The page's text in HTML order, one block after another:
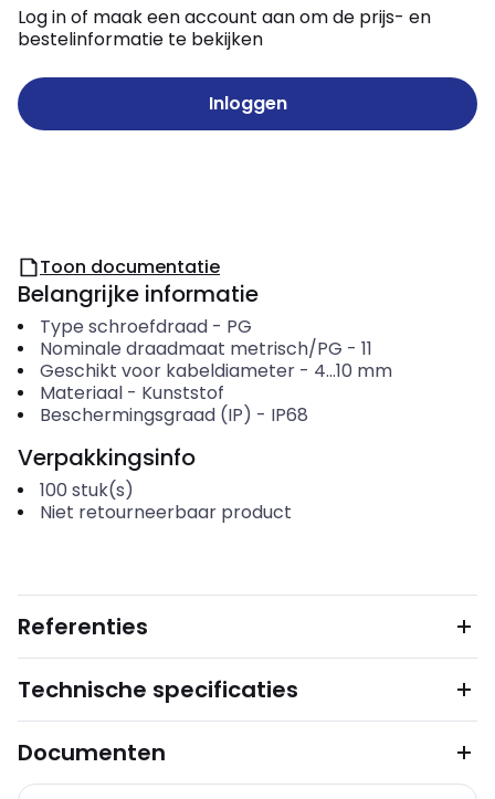
Log in of maak een account aan om de prijs- en
bestelinformatie te bekijken
Inloggen
Toon documentatie
Belangrijke informatie
Type schroefdraad- PG
Nominale draadmaat metrisch/PG - 11
Geschikt voor kabeldiameter- 4...10 mm
Materiaal- Kunststof
Beschermingsgraad (IP) - IP68
Verpakkingsinfo
100 stuk(s)
Niet retourneerbaar product
Referenties
Technische specificaties
Documenten